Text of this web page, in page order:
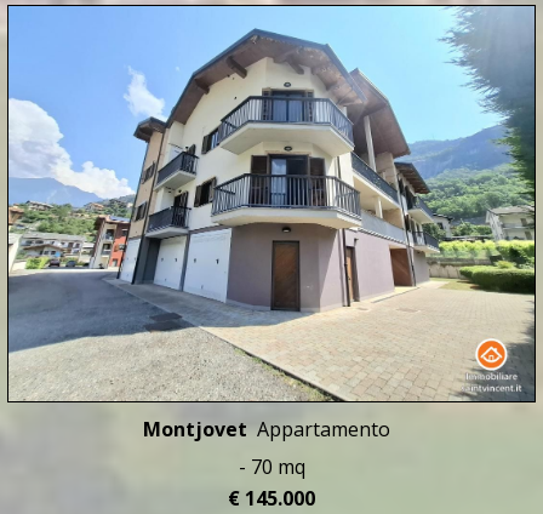
Montjovet Appartamento
- 70 mq
€ 145.000